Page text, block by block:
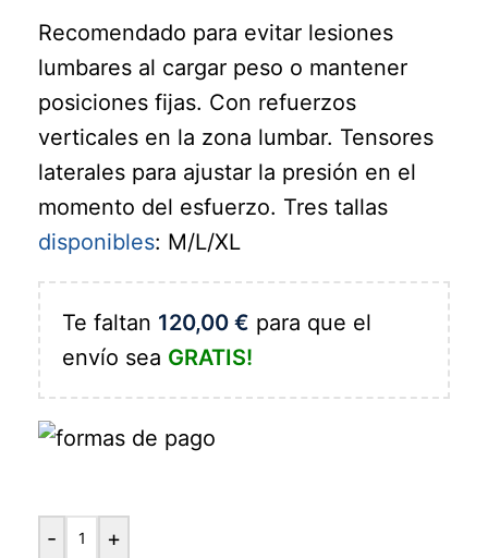
Recomendado para evitar lesiones
lumbares al cargar peso o mantener
posiciones fijas. Con refuerzos
verticales en la zona lumbar. Tensores
laterales para ajustar la presión en el
momento del esfuerzo. Tres tallas
disponibles: M/L/XL
Te faltan 120,00 € para que el
envío sea GRATIS!
- +